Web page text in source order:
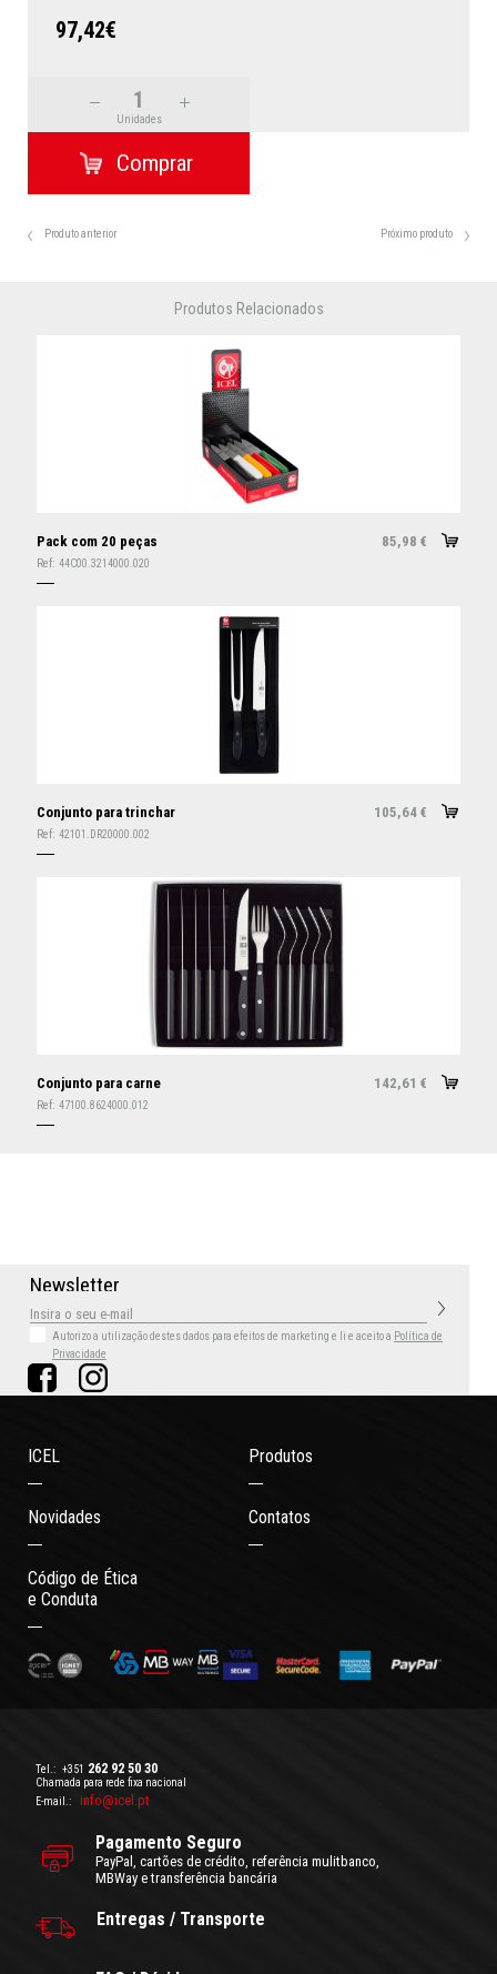
97,42€
Unidades
Produto anterior Próximo produto
Produtos Relacionados
Pack com 20 peças 85,98 €
Ref: 44C00.3214000.020
Conjunto para trinchar 105,64 €
Ref: 42101.DR20000.002
Conjunto para carne 142,61 €
Ref: 47100.8624000.012
Newsletter
Autorizo a utilização destes dados para efeitos de marketing e li e aceito a Política de
Privacidade
ICEL Produtos
Novidades Contatos
Código de Ética
e Conduta
Tel.: +351 262 92 50 30
Chamada para rede fixa nacional
E-mail.:
info@icel.pt
Pagamento Seguro
PayPal, cartões de crédito, referência mulitbanco,
MBWay e transferência bancária
Entregas / Transporte